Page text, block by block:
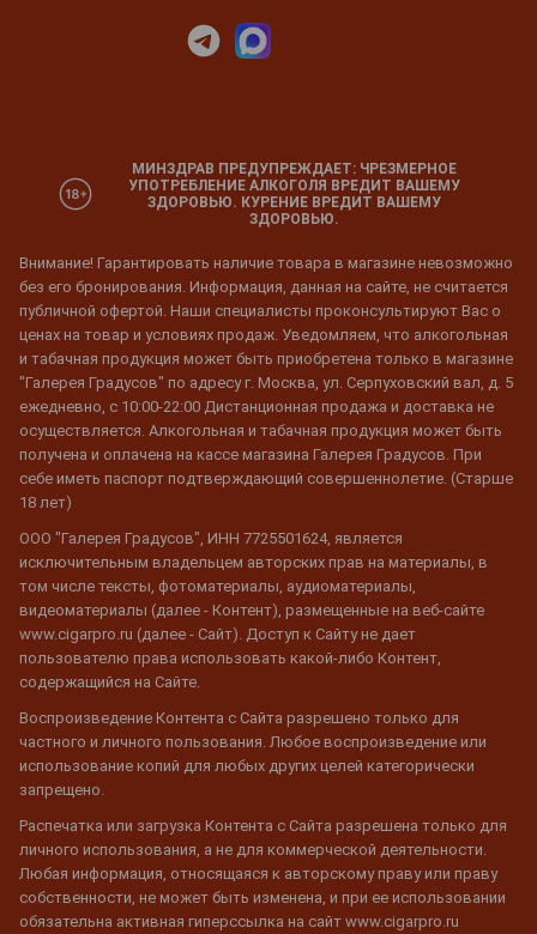
МИНЗДРАВ ПРЕДУПРЕЖДАЕТ: ЧРЕЗМЕРНОЕ
УПОТРЕБЛЕНИЕ АЛКОГОЛЯ ВРЕДИТ ВАШЕМУ
ЗДОРОВЬЮ. КУРЕНИЕ ВРЕДИТ ВАШЕМУ
ЗДОРОВЬЮ.
Внимание! Гарантировать наличие товара в магазине невозможно
без его бронирования. Информация, данная на сайте, не считается
публичной офертой. Наши специалисты проконсультируют Вас о
ценах на товар и условиях продаж. Уведомляем, что алкогольная
и табачная продукция может быть приобретена только в магазине
"Галерея Градусов" по адресу г. Москва, ул. Серпуховский вал, д. 5
ежедневно, с 10:00-22:00 Дистанционная продажа и доставка не
осуществляется. Алкогольная и табачная продукция может быть
получена и оплачена на кассе магазина Галерея Градусов. При
себе иметь паспорт подтверждающий совершеннолетие. (Старше
18 лет)
ООО "Галерея Градусов", ИНН 7725501624, является
исключительным владельцем авторских прав на материалы, в
том числе тексты, фотоматериалы, аудиоматериалы,
видеоматериалы (далее - Контент), размещенные на веб-сайте
www.cigarpro.ru (далее - Сайт). Доступ к Сайту не дает
пользователю права использовать какой-либо Контент,
содержащийся на Сайте.
Воспроизведение Контента с Сайта разрешено только для
частного и личного пользования. Любое воспроизведение или
использование копий для любых других целей категорически
запрещено.
Распечатка или загрузка Контента с Сайта разрешена только для
личного использования, а не для коммерческой деятельности.
Любая информация, относящаяся к авторскому праву или праву
собственности, не может быть изменена, и при ее использовании
обязательна активная гиперссылка на сайт www.cigarpro.ru